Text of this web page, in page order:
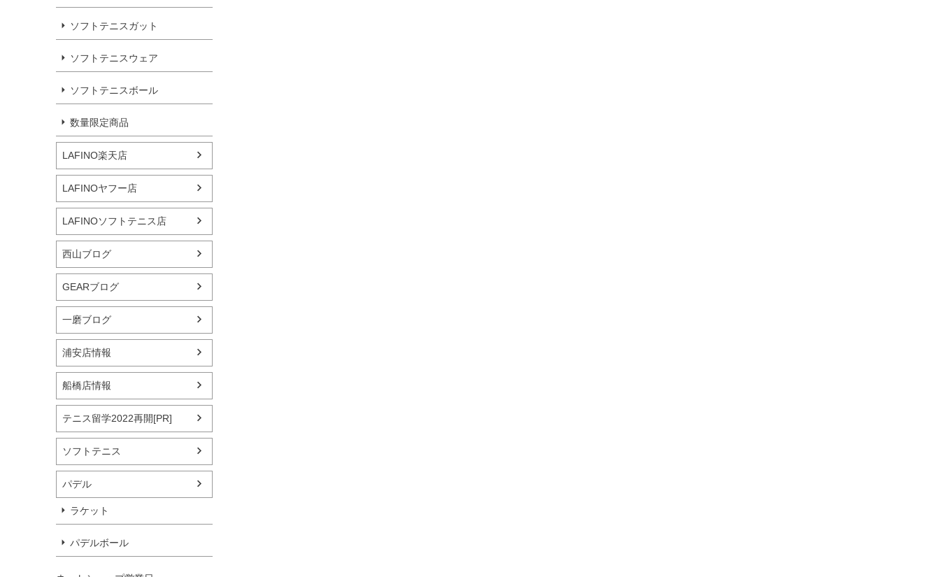
ソフトテニスガット
ソフトテニスウェア
ソフトテニスボール
数量限定商品
LAFINO楽天店
LAFINOヤフー店
LAFINOソフトテニス店
西山ブログ
GEARブログ
一磨ブログ
浦安店情報
船橋店情報
テニス留学2022再開[PR]
ソフトテニス
パデル
ラケット
パデルボール